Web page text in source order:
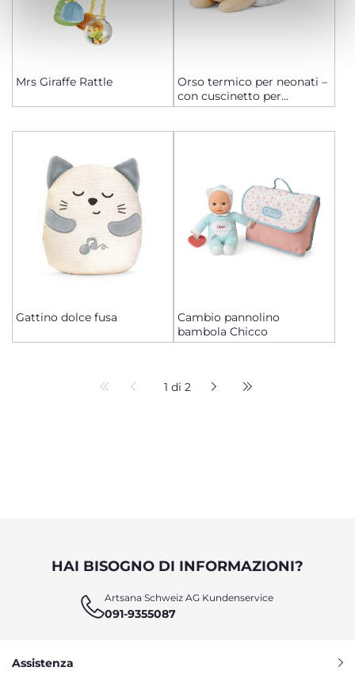
Mrs Giraffe Rattle
Orso termico per neonati –
con cuscinetto per
microonde incluso
Gattino dolce fusa
Cambio pannolino
bambola Chicco
1 di 2
HAI BISOGNO DI INFORMAZIONI?
Artsana Schweiz AG Kundenservice
091-9355087
Assistenza